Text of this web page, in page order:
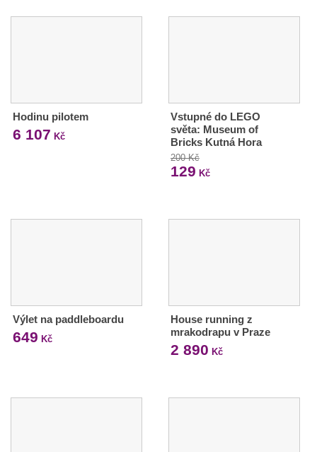
Hodinu pilotem
6 107 Kč
Vstupné do LEGO
světa: Museum of
Bricks Kutná Hora
200 Kč
129 Kč
Výlet na paddleboardu
649 Kč
House running z
mrakodrapu v Praze
2 890 Kč